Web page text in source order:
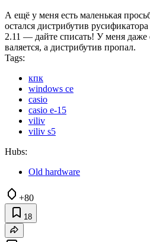
А ещё у меня есть маленькая
остался дистрибутив
2.11 — дайте списать! У меня
валяется, а дистрибутив пропал.
Tags:
кпк
windows ce
casio
casio e-15
viliv
viliv s5
Hubs:
Old hardware
+80
18